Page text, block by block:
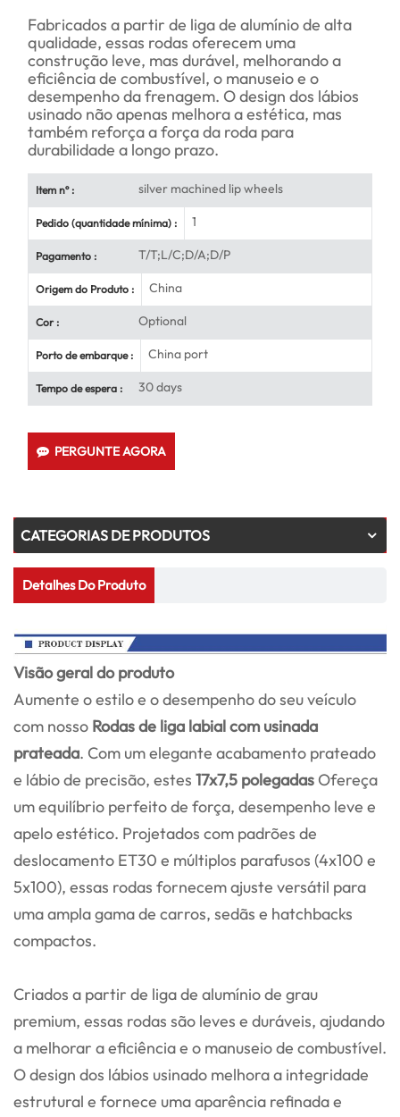
Fabricados a partir de liga de alumínio de alta
qualidade, essas rodas oferecem uma
construção leve, mas durável, melhorando a
eficiência de combustível, o manuseio e o
desempenho da frenagem. O design dos lábios
usinado não apenas melhora a estética, mas
também reforça a força da roda para
durabilidade a longo prazo.
Item nº : silver machined lip wheels
Pedido (quantidade mínima) : 1
Pagamento : T/T;L/C;D/A;D/P
Origem do Produto : China
Cor : Optional
Porto de embarque : China port
Tempo de espera : 30 days
PERGUNTE AGORA
CATEGORIAS DE PRODUTOS
Detalhes Do Produto
Visão geral do produto
Aumente o estilo e o desempenho do seu veículo
com nosso Rodas de liga labial com usinada
prateada. Com um elegante acabamento prateado
e lábio de precisão, estes 17x7,5 polegadas Ofereça
um equilíbrio perfeito de força, desempenho leve e
apelo estético. Projetados com padrões de
deslocamento ET30 e múltiplos parafusos (4x100 e
5x100), essas rodas fornecem ajuste versátil para
uma ampla gama de carros, sedãs e hatchbacks
compactos.
Criados a partir de liga de alumínio de grau
premium, essas rodas são leves e duráveis, ajudando
a melhorar a eficiência e o manuseio de combustível.
O design dos lábios usinado melhora a integridade
estrutural e fornece uma aparência refinada e